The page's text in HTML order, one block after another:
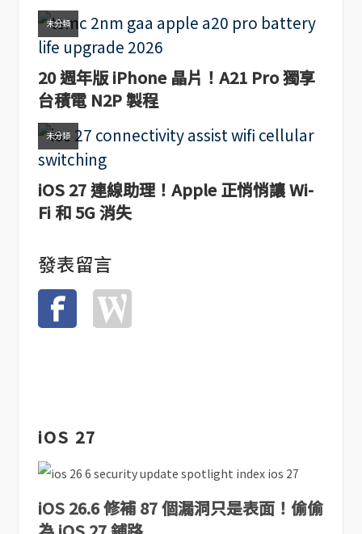
未分類
20 週年版 iPhone 晶片！A21 Pro 獨享
台積電 N2P 製程
未分類
iOS 27 連線助理！Apple 正悄悄讓 Wi-
Fi 和 5G 消失
發表留言
iOS 27
iOS 26.6 修補 87 個漏洞只是表面！偷偷